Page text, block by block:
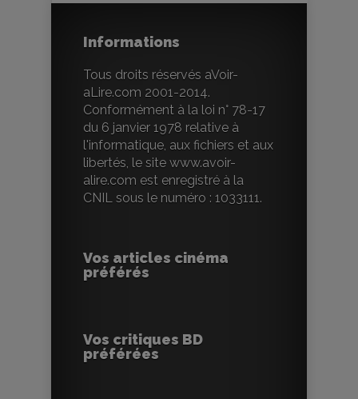
Informations
Tous droits réservés aVoir-
aLire.com 2001-2014.
Conformément à la loi n° 78-17
du 6 janvier 1978 relative à
l'informatique, aux fichiers et aux
libertés, le site www.avoir-
alire.com est enregistré à la
CNIL sous le numéro : 1033111.
Vos articles cinéma
préférés
Vos critiques BD
préférées